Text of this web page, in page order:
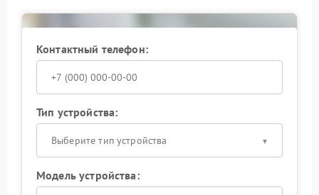
Контактный телефон:
Тип устройства:
Выберите тип устройства
Модель устройства: